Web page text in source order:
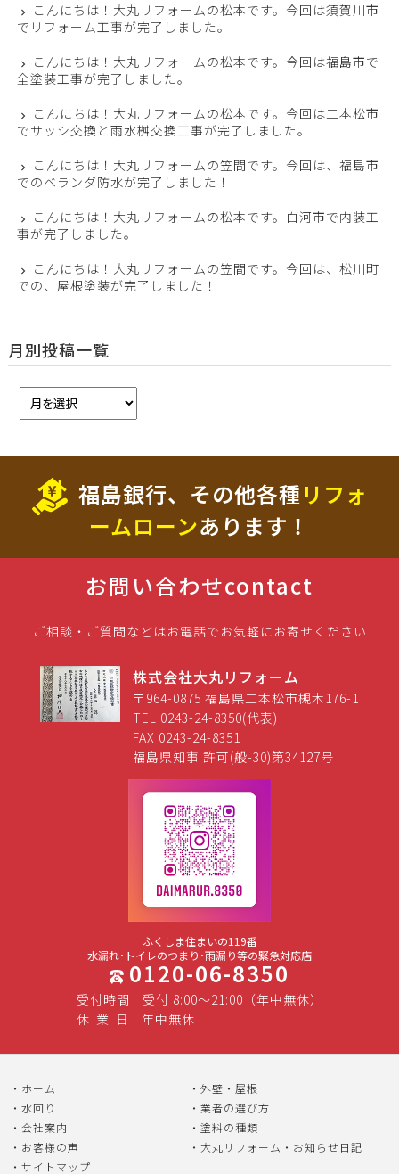
こんにちは！大丸リフォームの松本です。今回は須賀川市
でリフォーム工事が完了しました。
こんにちは！大丸リフォームの松本です。今回は福島市で
全塗装工事が完了しました。
こんにちは！大丸リフォームの松本です。今回は二本松市
でサッシ交換と雨水桝交換工事が完了しました。
こんにちは！大丸リフォームの笠間です。今回は、福島市
でのベランダ防水が完了しました！
こんにちは！大丸リフォームの松本です。白河市で内装工
事が完了しました。
こんにちは！大丸リフォームの笠間です。今回は、松川町
での、屋根塗装が完了しました！
月別投稿一覧
福島銀行、その他各種 リフォ
ームローンあります！
お問い合わせcontact
ご相談・ご質問などはお電話でお気軽にお寄せください
株式会社大丸リフォーム
〒964-0875 福島県二本松市槻木176-1
TEL 0243-24-8350(代表)
FAX 0243-24-8351
福島県知事 許可(般-30)第34127号
ふくしま住まいの119番
水漏れ･トイレのつまり･雨漏り等の緊急対応店
0120-06-8350
受付時間
受付 8:00～21:00（年中無休）
休 業 日 年中無休
ホーム
外壁・屋根
水回り
業者の選び方
会社案内
塗料の種類
お客様の声
大丸リフォーム・お知らせ日記
サイトマップ